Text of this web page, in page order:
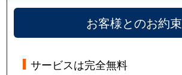
お客様とのお約束
サービスは完全無料